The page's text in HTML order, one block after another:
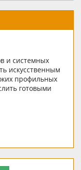
и системных
искусственным
профильных
готовыми